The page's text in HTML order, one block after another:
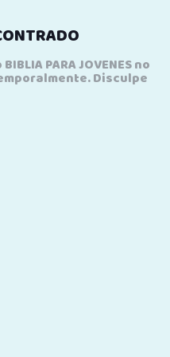
PARA JOVENES no
Disculpe